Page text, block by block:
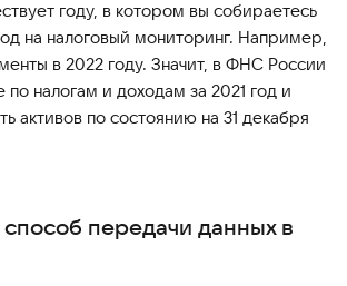
году, в котором вы собираетесь
на налоговый мониторинг. Например,
в 2022 году. Значит, в ФНС России
по налогам и доходам за 2021 год и
активов по состоянию на 31 декабря
передачи данных в